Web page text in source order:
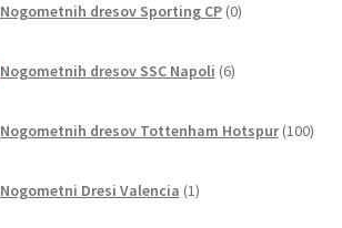
Nogometnih dresov Sporting CP 0izdelkov
Nogometnih dresov SSC Napoli 6izdelkov
Nogometnih dresov Tottenham Hotspur 100
Nogometni Dresi Valencia 1izdelek